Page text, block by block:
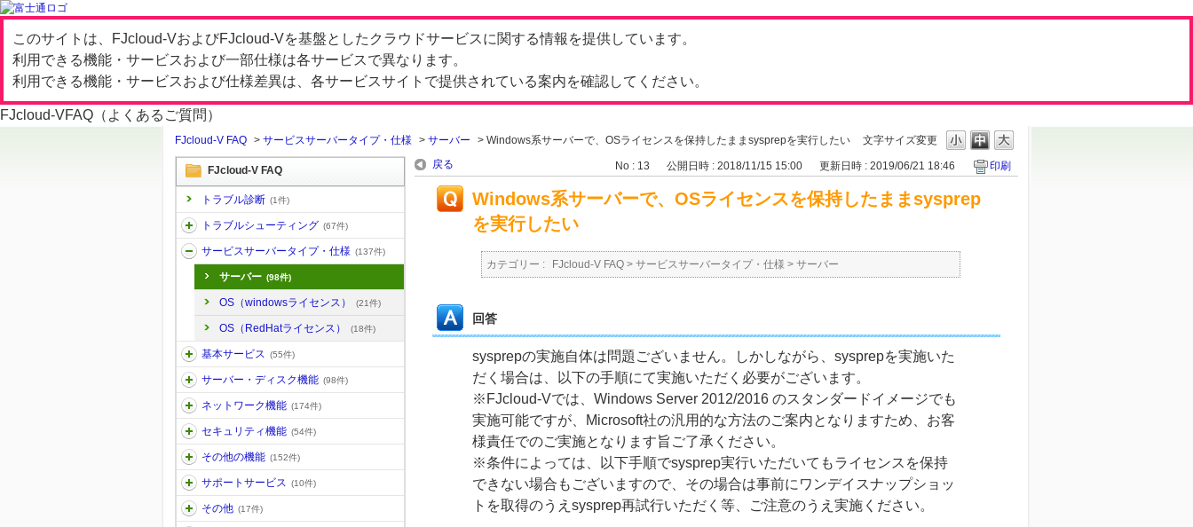
このサイトは、FJcloud-VおよびFJcloud-Vを基盤としたクラウドサービスに関する情報を提供しています。
利用できる機能・サービスおよび一部仕様は各サービスで異なります。
利用できる機能・サービスおよび仕様差異は、各サービスサイトで提供されている案内を確認してください。
FJcloud-VFAQ（よくあるご質問）
文字サイズ変更
FJcloud-V FAQ > サービスサーバータイプ・仕様 > サーバー > Windows系サーバーで、OSライセンスを保持したままsysprepを実行したい
FJcloud-V FAQ
トラブル診断 (1件)
トラブルシューティング (67件)
サービスサーバータイプ・仕様 (137件)
サーバー (98件)
OS（windowsライセンス） (21件)
OS（RedHatライセンス） (18件)
基本サービス (55件)
サーバー・ディスク機能 (98件)
ネットワーク機能 (174件)
セキュリティ機能 (54件)
その他の機能 (152件)
サポートサービス (10件)
その他 (17件)
戻る No : 13 公開日時 : 2018/11/15 15:00 更新日時 : 2019/06/21 18:46 印刷
Windows系サーバーで、OSライセンスを保持したままsysprep
を実行したい
カテゴリー : FJcloud-V FAQ > サービスサーバータイプ・仕様 > サーバー
回答
sysprepの実施自体は問題ございません。しかしながら、sysprepを実施いた
だく場合は、以下の手順にて実施いただく必要がございます。
※FJcloud-Vでは、Windows Server 2012/2016 のスタンダードイメージでも
実施可能ですが、Microsoft社の汎用的な方法のご案内となりますため、お客
様責任でのご実施となります旨ご了承ください。
※条件によっては、以下手順でsysprep実行いただいてもライセンスを保持
できない場合もございますので、その場合は事前にワンデイスナップショッ
トを取得のうえsysprep再試行いただく等、ご注意のうえ実施ください。